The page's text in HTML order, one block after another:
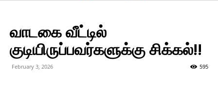
வாடகை வீட்டில்
குடியிருப்பவர்களுக்கு சிக்கல்!!
February 3, 2026 595